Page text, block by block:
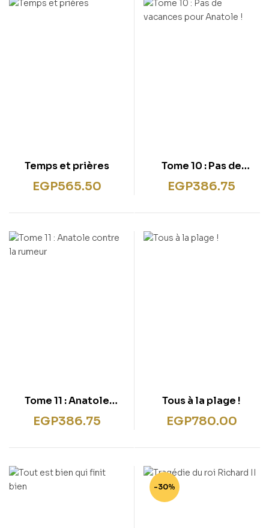
Temps et prières
EGP565.50
Tome 10 : Pas de
vacances pour Anatole
EGP386.75
Tome 11 : Anatole
contre la rumeur
EGP386.75
Tous à la plage !
EGP780.00
-30%
for Specific Purposes